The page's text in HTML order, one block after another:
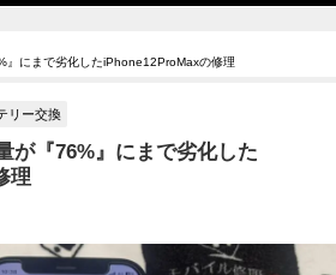
』にまで劣化したiPhone12ProMaxの修理
リー交換
が『76%』にまで劣化した
理